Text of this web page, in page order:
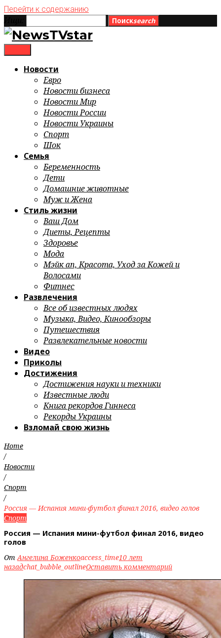
Перейти к содержанию
Поискsearch
Новости
Евро
Новости бизнеса
Новости Мир
Новости России
Новости Украины
Спорт
Шок
Семья
Беременность
Дети
Домашние животные
Муж и Жена
Стиль жизни
Ваш Дом
Диеты, Рецепты
Здоровье
Мода
Мэйк ап, Красота, Уход за Кожей и
Волосами
Фитнес
Развлечения
Все об известных людях
Музыка, Видео, Кинообзоры
Путешествия
Развлекательные новости
Видео
Приколы
Достижения
Достижения науки и техники
Известные люди
Книга рекордов Гиннеса
Рекорды Украины
Взломай свою жизнь
Home
/
Новости
/
Спорт
/
Россия — Испания мини-футбол финал 2016, видео голов
Спорт
Россия — Испания мини-футбол финал 2016, видео
голов
ОтАнгелина Боженкоaccess_time10 лет
назадchat_bubble_outlineОставить комментарий